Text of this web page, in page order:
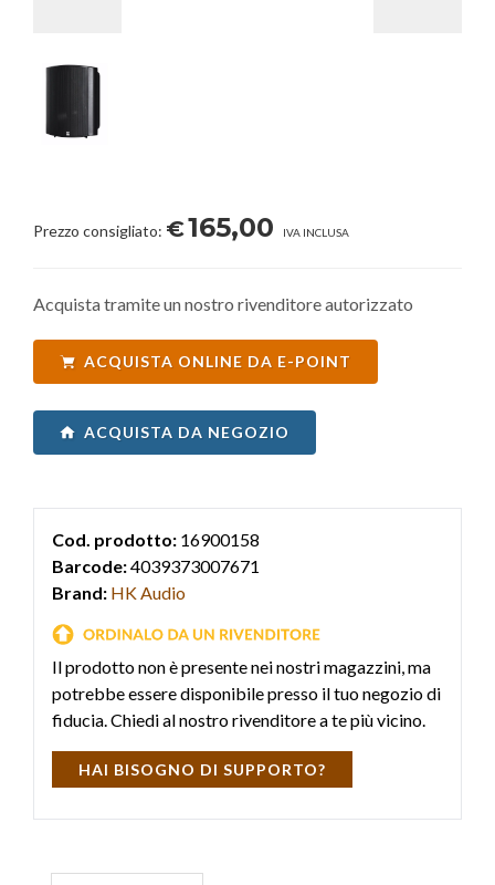
Prezzo consigliato: €165,00 IVA INCLUSA
Acquista tramite un nostro rivenditore autorizzato
ACQUISTA ONLINE DA E-POINT
ACQUISTA DA NEGOZIO
Cod. prodotto: 16900158
Barcode:4039373007671
Brand: HK Audio
Il prodotto non è presente nei nostri magazzini, ma
potrebbe essere disponibile presso il tuo negozio di
fiducia. Chiedi al nostro rivenditore a te più vicino.
HAI BISOGNO DI SUPPORTO?